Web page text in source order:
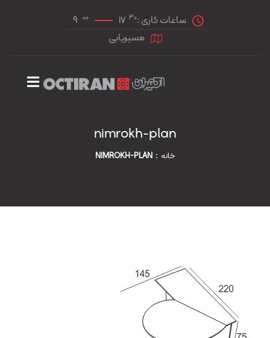
ساعات کاری : 17 30
9 00
مسیریابی
nimrokh-plan
خانه NIMROKH-PLAN